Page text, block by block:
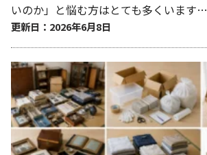
いのか」と悩む方はとても多くいます…
更新日：2026年6月8日